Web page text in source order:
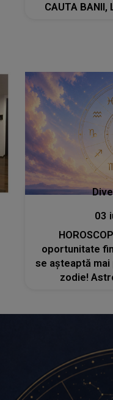
CAUTA BANII,
03
oportunitate
se așteaptă
zodie!